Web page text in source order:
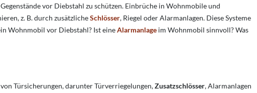
vor Diebstahl zu schützen. Einbrüche in Wohnmobile und
z. B. durch zusätzlicheSchlösser, Riegel oder Alarmanlagen. Diese Systeme
Wohnmobil vor Diebstahl? Ist eineAlarmanlage im Wohnmobil sinnvoll? Was
Türsicherungen, darunter Türverriegelungen,Zusatzschlösser, Alarmanlagen